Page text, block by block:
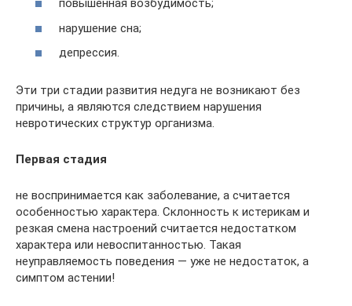
повышенная возбудимость;
нарушение сна;
депрессия.
Эти три стадии развития недуга не возникают без
причины, а являются следствием нарушения
невротических структур организма.
Первая стадия
не воспринимается как заболевание, а считается
особенностью характера. Склонность к истерикам и
резкая смена настроений считается недостатком
характера или невоспитанностью. Такая
неуправляемость поведения — уже не недостаток, а
симптом астении!